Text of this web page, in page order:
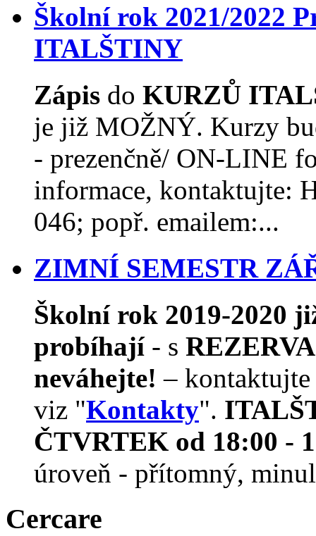
Školní rok 2021/2022
ITALŠTINY
Zápis do KURZŮ
je již MOŽNÝ. Kurzy
- prezenčně/ ON-LINE
informace, kontaktujte:
046; popř. emailem:...
ZIMNÍ SEMESTR
Školní rok 2019-2020
probíhají- s
neváhejte! –
viz "Kontakty".
ČTVRTEK od 18:00 -
úroveň - přítomný,
Cercare